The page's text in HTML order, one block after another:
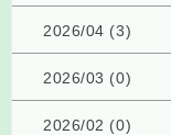
2026/04 (3)
2026/03 (0)
2026/02 (0)